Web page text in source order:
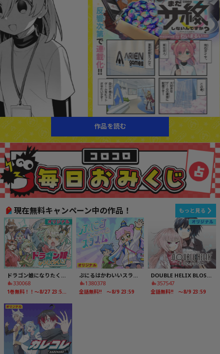
作品を読む
現在無料キャンペーン中の作品！ もっと見る
330068
1380378
全話無料!! ～8/9 23:59
357547
全話無料!! ～8/9 23:59